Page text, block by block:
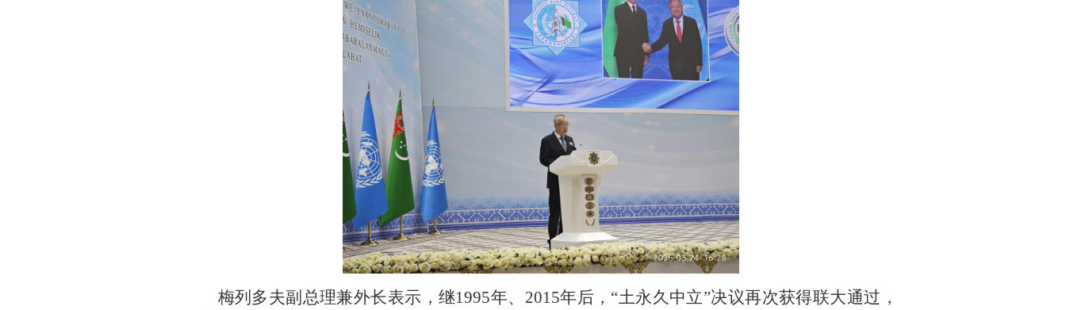
梅列多夫副总理兼外长表示，继1995年、2015年后，“土永久中立”决议再次获得联大通过，